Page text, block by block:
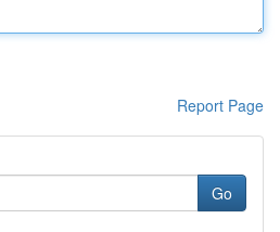
Report Page
Go